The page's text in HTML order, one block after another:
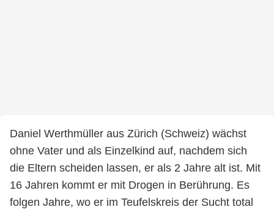
Daniel Werthmüller aus Zürich (Schweiz) wächst
ohne Vater und als Einzelkind auf, nachdem sich
die Eltern scheiden lassen, er als 2 Jahre alt ist. Mit
16 Jahren kommt er mit Drogen in Berührung. Es
folgen Jahre, wo er im Teufelskreis der Sucht total